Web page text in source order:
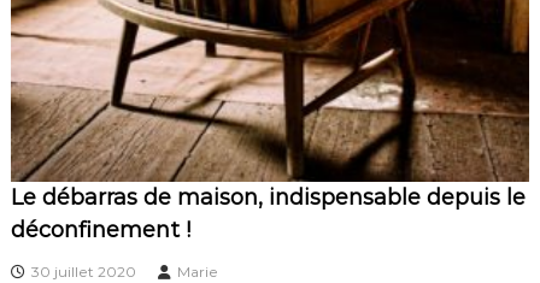
Le débarras de maison, indispensable depuis le
déconfinement !
30 juillet 2020 Marie